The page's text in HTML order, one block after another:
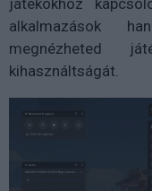
játékokhoz
alkalmazások
megnézheted
kihasználtságát.